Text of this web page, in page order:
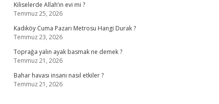
Kiliselerde Allah’ın evi mi ?
Temmuz 25, 2026
Kadıköy Cuma Pazarı Metrosu Hangi Durak ?
Temmuz 23, 2026
Toprağa yalın ayak basmak ne demek ?
Temmuz 21, 2026
Bahar havası insanı nasıl etkiler ?
Temmuz 21, 2026